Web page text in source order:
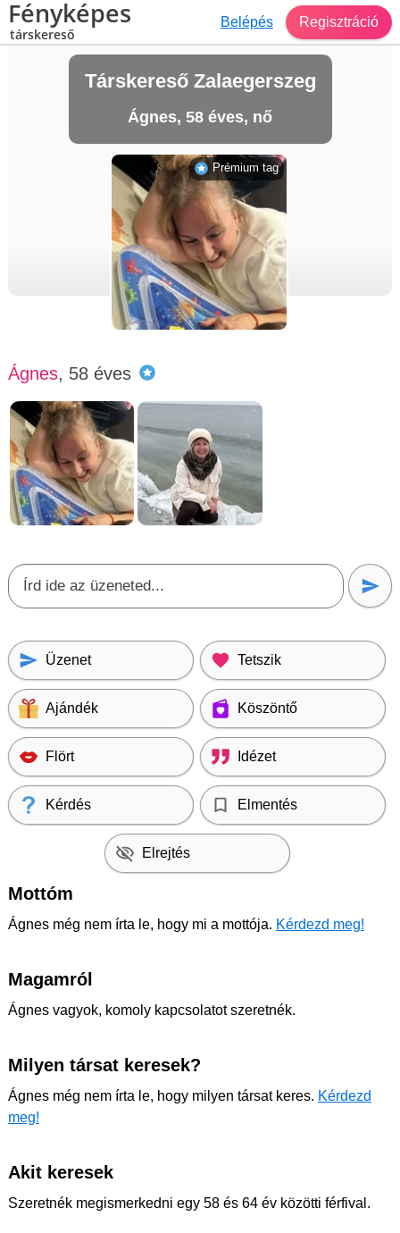
Fényképes
társkereső
Belépés Regisztráció
Társkereső Zalaegerszeg
Ágnes, 58 éves, nő
Ágnes, 58 éves
Üzenet Tetszik
Ajándék Köszöntő
Flört Idézet
Kérdés Elmentés
Elrejtés
Mottóm
Ágnes még nem írta le, hogy mi a mottója. Kérdezd meg!
Magamról
Ágnes vagyok, komoly kapcsolatot szeretnék.
Milyen társat keresek?
Ágnes még nem írta le, hogy milyen társat keres. Kérdezd
meg!
Akit keresek
Szeretnék megismerkedni egy 58 és 64 év közötti férfival.
Prémium tag